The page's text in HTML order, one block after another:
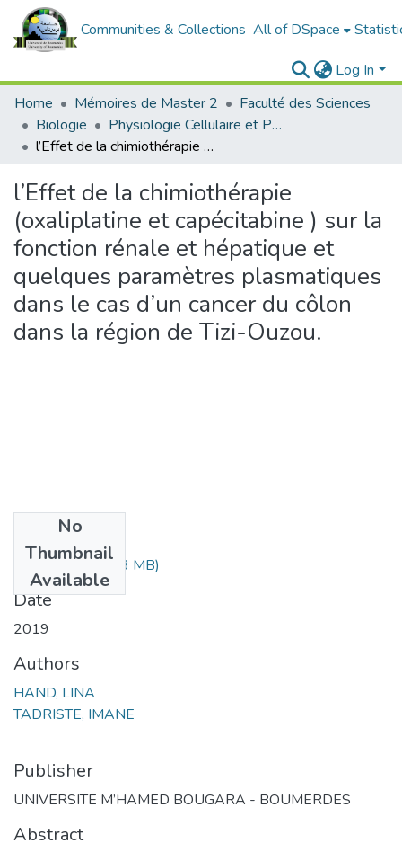
Communities & Collections All of DSpace
Log In
Home
Mémoires de Master 2
Faculté des Sciences
Biologie
Physiologie Cellulaire et Physiopathologie
l’Effet de la chimiothérapie (oxaliplatine et capécitabine ) sur la fonction rénale et hépatique et quelques paramètres plasmatiques dans le cas d’un cancer du côlon dans la région de Tizi-Ouzou.
l’Effet de la chimiothérapie
(oxaliplatine et capécitabine ) sur la
fonction rénale et hépatique et
quelques paramètres plasmatiques
dans le cas d’un cancer du côlon
dans la région de Tizi-Ouzou.
No
Thumbnail
Available
memoire.pdf(2.03 MB)
Date
2019
Authors
HAND, LINA
TADRISTE, IMANE
Publisher
UNIVERSITE M’HAMED BOUGARA - BOUMERDES
Abstract